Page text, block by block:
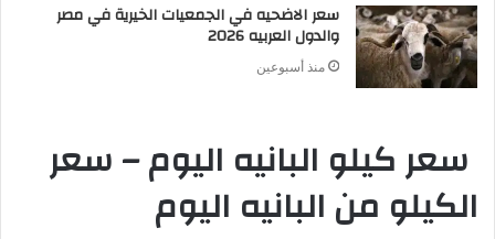
سعر الاضحيه في الجمعيات الخيرية في مصر
والدول العربيه 2026
منذ أسبوعين
سعر كيلو البانيه اليوم – سعر
الكيلو من البانيه اليوم